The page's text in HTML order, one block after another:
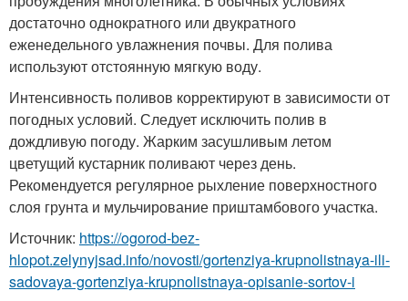
достаточно однократного или двукратного
еженедельного увлажнения почвы. Для полива
используют отстоянную мягкую воду.
Интенсивность поливов корректируют в зависимости от
погодных условий. Следует исключить полив в
дождливую погоду. Жарким засушливым летом
цветущий кустарник поливают через день.
Рекомендуется регулярное рыхление поверхностного
слоя грунта и мульчирование приштамбового участка.
Источник: https://ogorod-bez-
hlopot.zelynyjsad.info/novosti/gortenziya-krupnolistnaya-ili-
sadovaya-gortenziya-krupnolistnaya-opisanie-sortov-i